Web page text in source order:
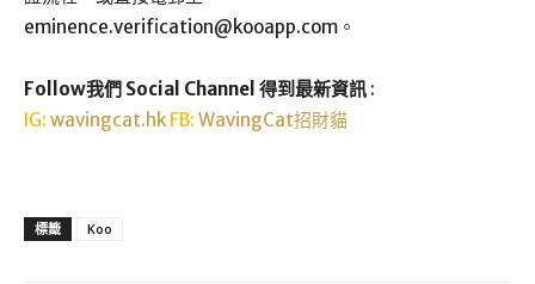
eminence.verification@kooapp.com 。
Follow我們 Social Channel 得到最新資訊 :
IG: wavingcat.hk FB: WavingCat招財貓
標籤 Koo